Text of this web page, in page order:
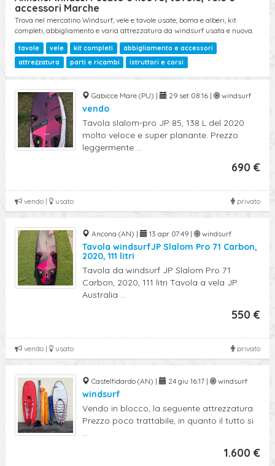
accessori Marche
Trova nel mercatino Windsurf, vele e tavole usate, boma e alberi, kit
completi, abbigliamento e varia attrezzatura da windsurf usata e nuova.
tavole vele kit completi
abbigliamento e accessori
attrezzatura
parti e ricambi istruttori e corsi
Gabicce Mare (PU) | 29 set 08:16 | windsurf
vendo
Tavola slalom-pro JP 85, 138 L del 2020
molto veloce e super planante. Prezzo
leggermente ...
690 €
privato
vendo | usato
Ancona (AN) | 13 apr 07:49 | windsurf
Tavola windsurfJP Slalom Pro 71 Carbon,
2020, 111 litri
Tavola da windsurf JP Slalom Pro 71
Carbon, 2020, 111 litri Tavola a vela JP
Australia ...
550 €
privato
vendo | usato
Castelfidardo (AN) | 24 giu 16:17 | windsurf
windsurf
Vendo in blocco, la seguente attrezzatura.
Prezzo poco trattabile, in quanto il tutto si
...
1.600 €